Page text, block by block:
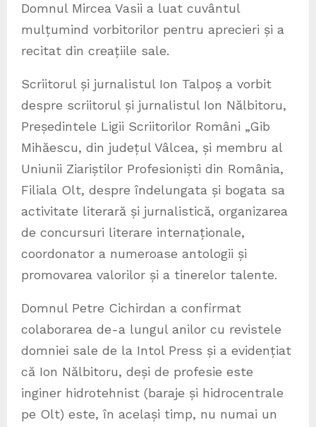
Domnul Mircea Vasii a luat cuvântul
mulțumind vorbitorilor pentru aprecieri și a
recitat din creațiile sale.
Scriitorul și jurnalistul Ion Talpoș a vorbit
despre scriitorul și jurnalistul Ion Nălbitoru,
Președintele Ligii Scriitorilor Români „Gib
Mihăescu, din județul Vâlcea, și membru al
Uniunii Ziariștilor Profesioniști din România,
Filiala Olt, despre îndelungata și bogata sa
activitate literară și jurnalistică, organizarea
de concursuri literare internaționale,
coordonator a numeroase antologii și
promovarea valorilor și a tinerelor talente.
Domnul Petre Cichirdan a confirmat
colaborarea de-a lungul anilor cu revistele
domniei sale de la Intol Press și a evidențiat
că Ion Nălbitoru, deși de profesie este
inginer hidrotehnist (baraje și hidrocentrale
pe Olt) este, în același timp, nu numai un